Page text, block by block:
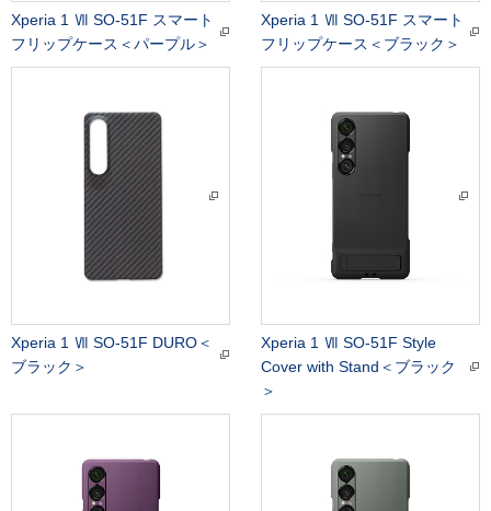
Xperia 1 Ⅶ SO-51F スマート
フリップケース＜パープル＞
Xperia 1 Ⅶ SO-51F スマート
フリップケース＜ブラック＞
Xperia 1 Ⅶ SO-51F DURO＜
ブラック＞
Xperia 1 Ⅶ SO-51F Style
Cover with Stand＜ブラック
＞